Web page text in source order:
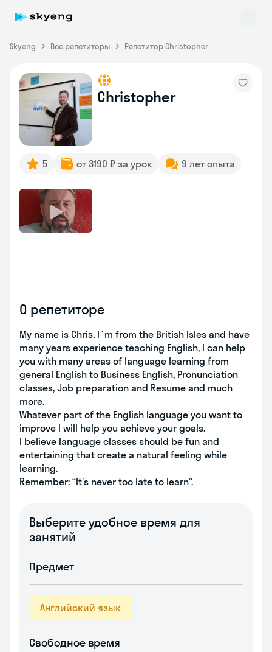
Skyeng Все репетиторы Репетитор Christopher
Christopher
5 от 3190 ₽ за урок 9 лет опыта
О репетиторе
My name is Chris, I´m from the British Isles and have
many years experience teaching English, I can help
you with many areas of language learning from
general English to Business English, Pronunciation
classes, Job preparation and Resume and much
more.
Whatever part of the English language you want to
improve I will help you achieve your goals.
I believe language classes should be fun and
entertaining that create a natural feeling while
learning.
Remember: “It’s never too late to learn”.
Выберите удобное время для
занятий
Предмет
Английский язык
Свободное время
Skyeng Chat
online